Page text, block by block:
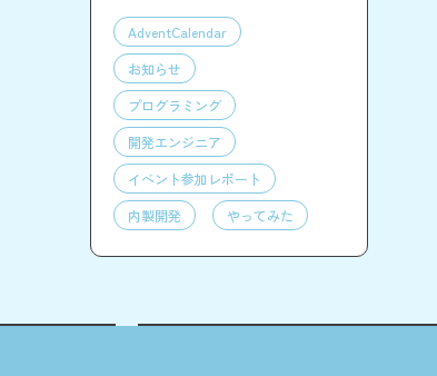
AdventCalendar
お知らせ
プログラミング
開発エンジニア
イベント参加レポート
内製開発
やってみた